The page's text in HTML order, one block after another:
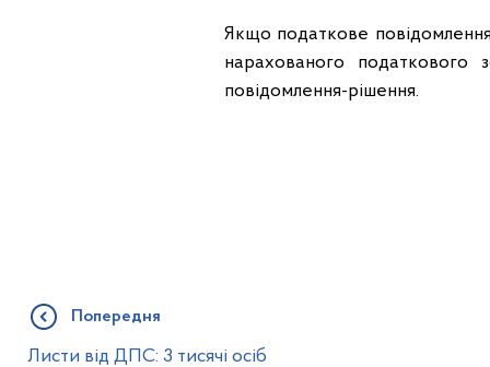
Якщо податкове
нарахованого податкового
повідомлення-рішення.
Попередня
Листи від ДПС: 3 тисячі осіб